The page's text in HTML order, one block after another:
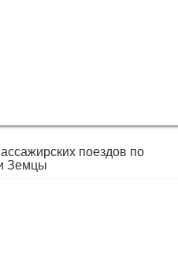
поездов по
Земцы